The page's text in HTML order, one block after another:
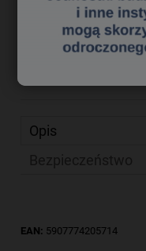
Opis
EAN: 5907774205714